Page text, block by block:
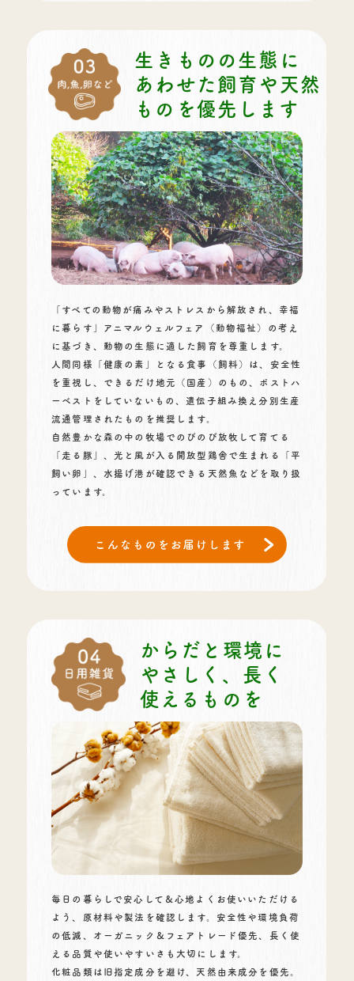
生きものの生態に
あわせた 飼育や天然
ものを優先します
「すべての動物が痛みやストレスから解放され、幸福
に暮らす」アニマルウェルフェア（動物福祉）の考え
に基づき、動物の生態に適した飼育を尊重します。
人間同様「健康の素」となる食事（飼料）は、安全性
を重視し、できるだけ地元（国産）のもの、ポストハ
ーベストをしていないもの、遺伝子組み換え分別生産
流通管理されたものを推奨します。
自然豊かな森の中の牧場でのびのび放牧して育てる
「走る豚」、光と風が入る開放型鶏舎で生まれる「平
飼い卵」、水揚げ港が確認できる天然魚などを取り扱
っています。
からだと環境に
やさしく、 長く
使えるものを
毎日の暮らしで安心して＆心地よくお使いいただける
よう、原材料や製法を確認します。安全性や環境負荷
の低減、オーガニック＆フェアトレード優先、長く使
える品質や使いやすいさも大切にします。
化粧品類は旧指定成分を避け、天然由来成分を優先。